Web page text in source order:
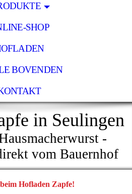
SHOP
BOVENDEN
in Seulingen
-
vom Bauernhof
Hofladen Zapfe!